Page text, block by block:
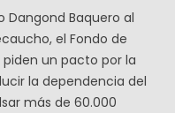
Dangond Baquero al
el Fondo de
un pacto por la
la dependencia del
más de 60.000